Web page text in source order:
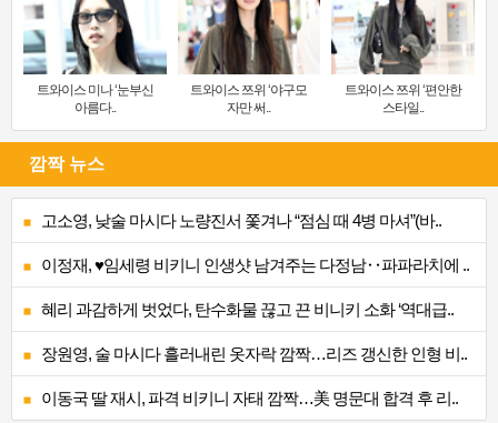
트와이스 미나 ‘눈부신
아름다..
트와이스 쯔위 ‘야구모
자만 써..
트와이스 쯔위 ‘편안한
스타일..
깜짝 뉴스
고소영, 낮술 마시다 노량진서 쫓겨나 “점심 때 4병 마셔”(바..
이정재, ♥임세령 비키니 인생샷 남겨주는 다정남‥파파라치에 ..
혜리 과감하게 벗었다, 탄수화물 끊고 끈 비니키 소화 ‘역대급..
장원영, 술 마시다 흘러내린 옷자락 깜짝…리즈 갱신한 인형 비..
이동국 딸 재시, 파격 비키니 자태 깜짝…美 명문대 합격 후 리..